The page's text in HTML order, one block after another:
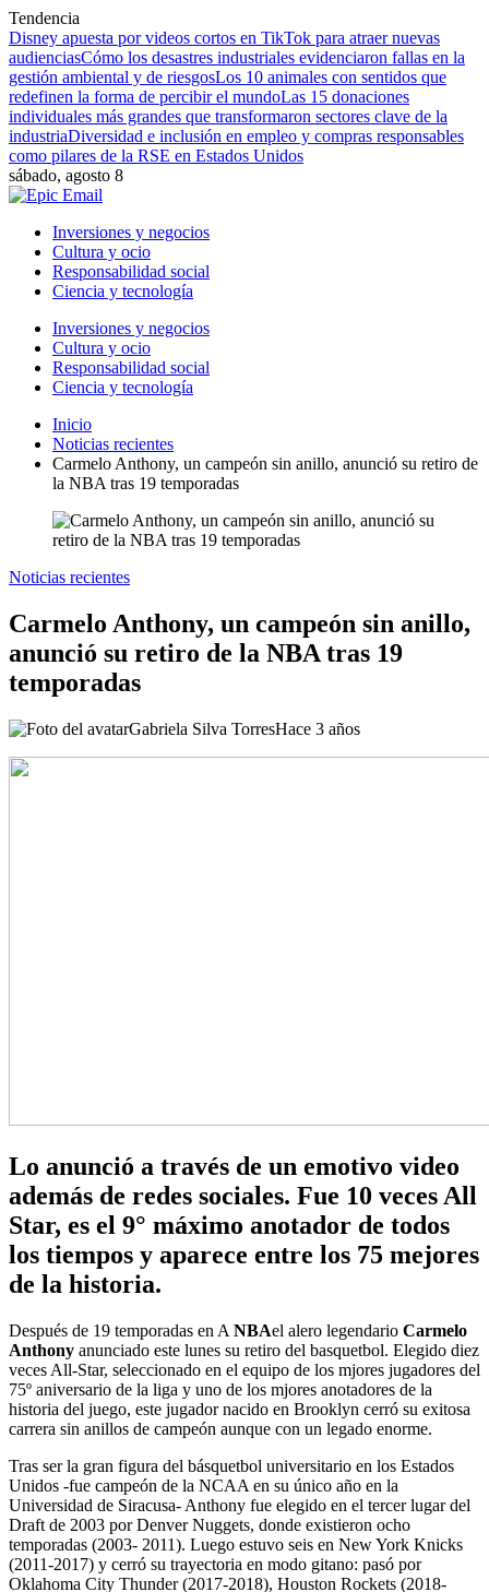
Tendencia
Disney apuesta por videos cortos en TikTok para atraer nuevas
audienciasCómo los desastres industriales evidenciaron fallas en la
gestión ambiental y de riesgosLos 10 animales con sentidos que
redefinen la forma de percibir el mundoLas 15 donaciones
individuales más grandes que transformaron sectores clave de la
industriaDiversidad e inclusión en empleo y compras responsables
como pilares de la RSE en Estados Unidos
sábado, agosto 8
Inversiones y negocios
Cultura y ocio
Responsabilidad social
Ciencia y tecnología
Inversiones y negocios
Cultura y ocio
Responsabilidad social
Ciencia y tecnología
Inicio
Noticias recientes
Carmelo Anthony, un campeón sin anillo, anunció su retiro de
la NBA tras 19 temporadas
Noticias recientes
Carmelo Anthony, un campeón sin anillo,
anunció su retiro de la NBA tras 19
temporadas
Gabriela Silva TorresHace 3 años
Lo anunció a través de un emotivo video
además de redes sociales. Fue 10 veces All
Star, es el 9° máximo anotador de todos
los tiempos y aparece entre los 75 mejores
de la historia.
Después de 19 temporadas en A NBAel alero legendario Carmelo
Anthony anunciado este lunes su retiro del basquetbol. Elegido diez
veces All-Star, seleccionado en el equipo de los mjores jugadores del
75º aniversario de la liga y uno de los mjores anotadores de la
historia del juego, este jugador nacido en Brooklyn cerró su exitosa
carrera sin anillos de campeón aunque con un legado enorme.
Tras ser la gran figura del básquetbol universitario en los Estados
Unidos -fue campeón de la NCAA en su único año en la
Universidad de Siracusa- Anthony fue elegido en el tercer lugar del
Draft de 2003 por Denver Nuggets, donde existieron ocho
temporadas (2003- 2011). Luego estuvo seis en New York Knicks
(2011-2017) y cerró su trayectoria en modo gitano: pasó por
Oklahoma City Thunder (2017-2018), Houston Rockets (2018-